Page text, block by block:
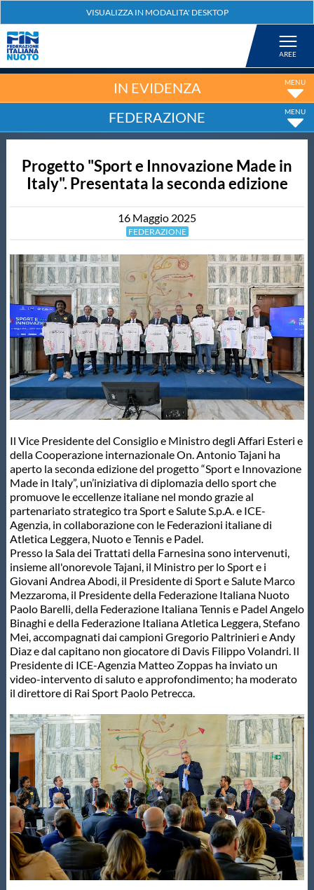
Nuoto
Tuffi
Fondo
Salvamento
Master
Formazione
Scuole Nuoto
Propaganda
Centri Federali
Area Legislativa
Protezione Civile
Qualità
Sostenibilità
Privacy
Cookie Policy
Archivio News
IN EVIDENZA
FEDERAZIONE
Progetto "Sport e Innovazione Made in
Italy". Presentata la seconda edizione
16 Maggio 2025
FEDERAZIONE
Il Vice Presidente del Consiglio e Ministro degli Affari Esteri e
della Cooperazione internazionale On. Antonio Tajani ha
aperto la seconda edizione del progetto “Sport e Innovazione
Made in Italy”, un’iniziativa di diplomazia dello sport che
promuove le eccellenze italiane nel mondo grazie al
partenariato strategico tra Sport e Salute S.p.A. e ICE-
Agenzia, in collaborazione con le Federazioni italiane di
Atletica Leggera, Nuoto e Tennis e Padel.
Presso la Sala dei Trattati della Farnesina sono intervenuti,
insieme all'onorevole Tajani, il Ministro per lo Sport e i
Giovani Andrea Abodi, il Presidente di Sport e Salute Marco
Mezzaroma, il Presidente della Federazione Italiana Nuoto
Paolo Barelli, della Federazione Italiana Tennis e Padel Angelo
Binaghi e della Federazione Italiana Atletica Leggera, Stefano
Mei, accompagnati dai campioni Gregorio Paltrinieri e Andy
Diaz e dal capitano non giocatore di Davis Filippo Volandri. Il
Presidente di ICE-Agenzia Matteo Zoppas ha inviato un
video-intervento di saluto e approfondimento; ha moderato
il direttore di Rai Sport Paolo Petrecca.